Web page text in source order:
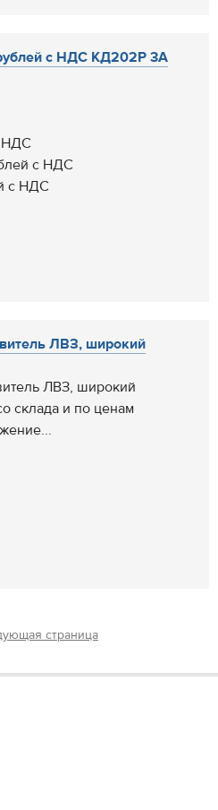
с НДС КД202Р 3А
НДС
с НДС
с НДС
ЛВЗ, широкий
ЛВЗ, широкий
склада и по ценам
страница